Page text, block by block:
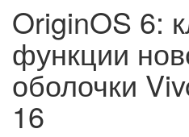
OriginOS 6:
функции
оболочки
16